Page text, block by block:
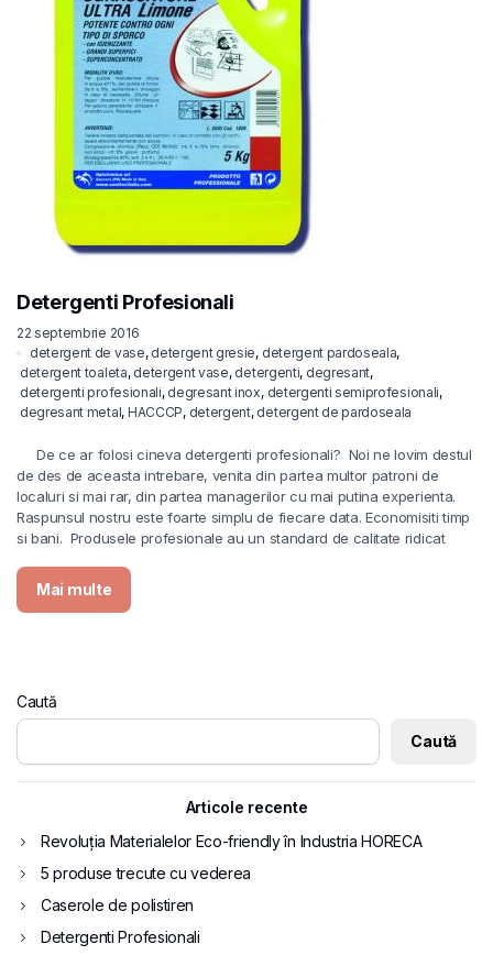
Detergenti Profesionali
22 septembrie 2016
detergent de vase, detergent gresie, detergent pardoseala,
detergent toaleta, detergent vase, detergenti, degresant,
detergenti profesionali, degresant inox, detergenti semiprofesionali,
degresant metal, HACCCP, detergent, detergent de pardoseala
De ce ar folosi cineva detergenti profesionali? Noi ne lovim destul
de des de aceasta intrebare, venita din partea multor patroni de
localuri si mai rar, din partea managerilor cu mai putina experienta.
Raspunsul nostru este foarte simplu de fiecare data. Economisiti timp
si bani. Produsele profesionale au un standard de calitate ridicat
Mai multe
Caută
Caută
Articole recente
Revoluția Materialelor Eco-friendly în Industria HORECA
5 produse trecute cu vederea
Caserole de polistiren
Detergenti Profesionali